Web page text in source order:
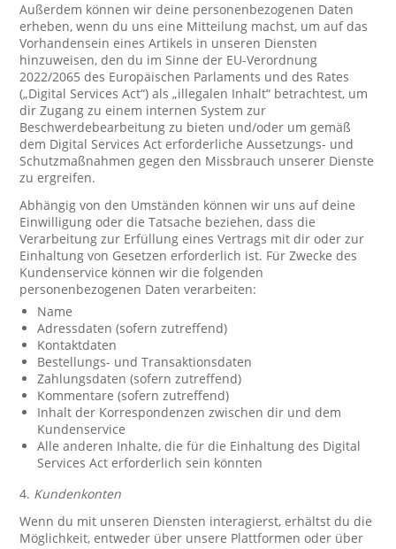
Außerdem können wir deine personenbezogenen Daten
erheben, wenn du uns eine Mitteilung machst, um auf das
Vorhandensein eines Artikels in unseren Diensten
hinzuweisen, den du im Sinne der EU-Verordnung
2022/2065 des Europäischen Parlaments und des Rates
(„Digital Services Act“) als „illegalen Inhalt“ betrachtest, um
dir Zugang zu einem internen System zur
Beschwerdebearbeitung zu bieten und/oder um gemäß
dem Digital Services Act erforderliche Aussetzungs- und
Schutzmaßnahmen gegen den Missbrauch unserer Dienste
zu ergreifen.
Abhängig von den Umständen können wir uns auf deine
Einwilligung oder die Tatsache beziehen, dass die
Verarbeitung zur Erfüllung eines Vertrags mit dir oder zur
Einhaltung von Gesetzen erforderlich ist. Für Zwecke des
Kundenservice können wir die folgenden
personenbezogenen Daten verarbeiten:
Name
Adressdaten (sofern zutreffend)
Kontaktdaten
Bestellungs- und Transaktionsdaten
Zahlungsdaten (sofern zutreffend)
Kommentare (sofern zutreffend)
Inhalt der Korrespondenzen zwischen dir und dem
Kundenservice
Alle anderen Inhalte, die für die Einhaltung des Digital
Services Act erforderlich sein könnten
4. Kundenkonten
Wenn du mit unseren Diensten interagierst, erhältst du die
Möglichkeit, entweder über unsere Plattformen oder über